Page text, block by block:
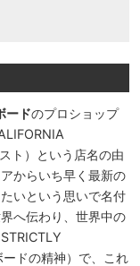
ードのプロショップ
ト）という店名の由
からいち早く最新の
いという思いで名付
へ伝わり、世界中の
ドの精神）で、これ